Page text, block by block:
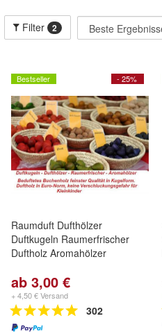
Filter 2
- 25%
Bestseller
Raumduft Dufthölzer
Duftkugeln Raumerfrischer
Duftholz Aromahölzer
ab 3,00 €
+ 4,50 € Versand
302